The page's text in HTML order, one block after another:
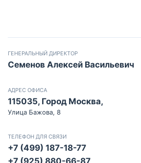
ГЕНЕРАЛЬНЫЙ ДИРЕКТОР
Семенов Алексей Васильевич
АДРЕС ОФИСА
115035, Город Москва,
Улица Бажова, 8
ТЕЛЕФОН ДЛЯ СВЯЗИ
+7 (499) 187-18-77
+7 (925) 880-66-87